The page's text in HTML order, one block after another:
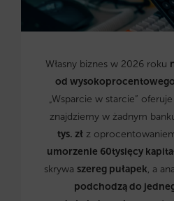
Własny biznes w 2026 roku
od
„Wsparcie w starcie”
znajdziemy w żadnym
tys. zł z
umorzenie 60tysięcy
skrywa szereg pułapek, a
podchodzą do